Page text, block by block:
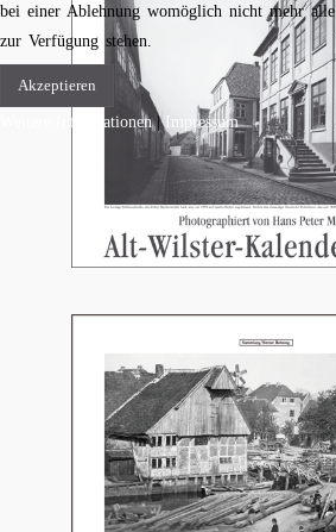
bei einer Ablehnung womöglich nicht mehr
zur Verfügung stehen.
Akzeptieren
Weitere Informationen| Impressum